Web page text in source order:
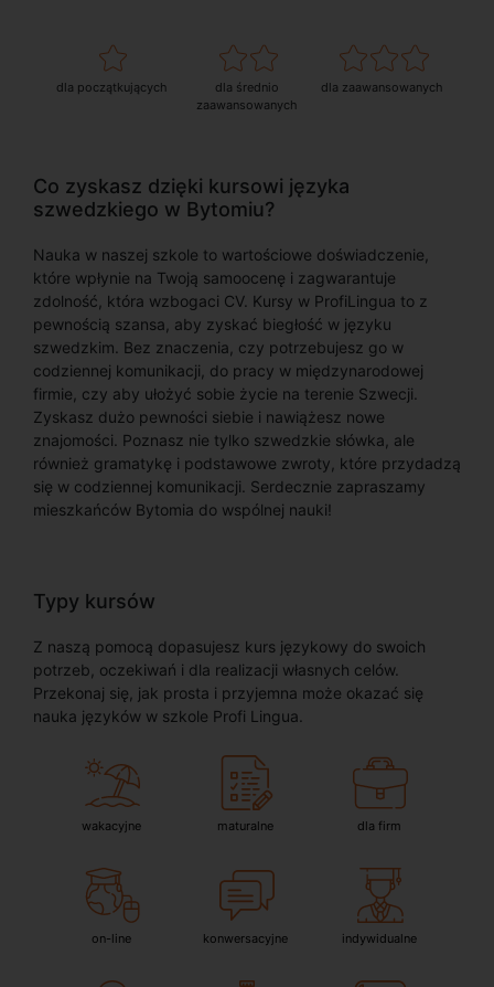
dla początkujących
dla średnio
zaawansowanych
dla zaawansowanych
Co zyskasz dzięki kursowi języka
szwedzkiego w Bytomiu?
Nauka w naszej szkole to wartościowe doświadczenie,
które wpłynie na Twoją samoocenę i zagwarantuje
zdolność, która wzbogaci CV. Kursy w ProfiLingua to z
pewnością szansa, aby zyskać biegłość w języku
szwedzkim. Bez znaczenia, czy potrzebujesz go w
codziennej komunikacji, do pracy w międzynarodowej
firmie, czy aby ułożyć sobie życie na terenie Szwecji.
Zyskasz dużo pewności siebie i nawiążesz nowe
znajomości. Poznasz nie tylko szwedzkie słówka, ale
również gramatykę i podstawowe zwroty, które przydadzą
się w codziennej komunikacji. Serdecznie zapraszamy
mieszkańców Bytomia do wspólnej nauki!
Typy kursów
Z naszą pomocą dopasujesz kurs językowy do swoich
potrzeb, oczekiwań i dla realizacji własnych celów.
Przekonaj się, jak prosta i przyjemna może okazać się
nauka języków w szkole Profi Lingua.
wakacyjne maturalne dla firm
on-line konwersacyjne indywidualne